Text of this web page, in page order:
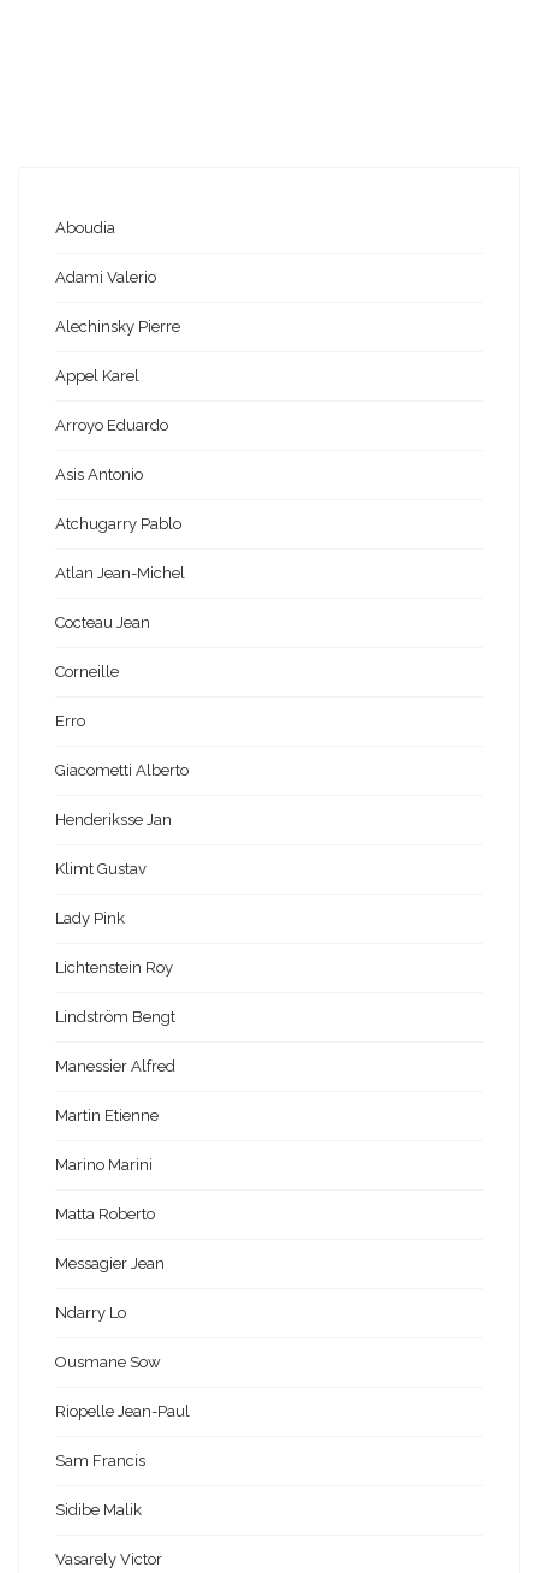
Aboudia
Adami Valerio
Alechinsky Pierre
Appel Karel
Arroyo Eduardo
Asis Antonio
Atchugarry Pablo
Atlan Jean-Michel
Cocteau Jean
Corneille
Erro
Giacometti Alberto
Henderiksse Jan
Klimt Gustav
Lady Pink
Lichtenstein Roy
Lindström Bengt
Manessier Alfred
Martin Etienne
Marino Marini
Matta Roberto
Messagier Jean
Ndarry Lo
Ousmane Sow
Riopelle Jean-Paul
Sam Francis
Sidibe Malik
Vasarely Victor